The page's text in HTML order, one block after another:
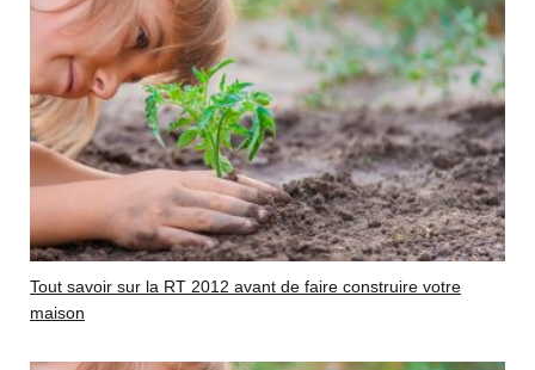
Tout savoir sur la RT 2012 avant de faire construire votre
maison